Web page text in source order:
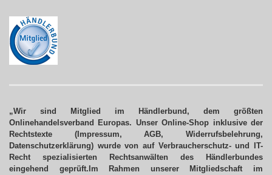
„Wir sind Mitglied im Händlerbund, dem größten
Onlinehandelsverband Europas. Unser Online-Shop inklusive der
Rechtstexte (Impressum, AGB, Widerrufsbelehrung,
Datenschutzerklärung) wurde von auf Verbraucherschutz- und IT-
Recht spezialisierten Rechtsanwälten des Händlerbundes
eingehend geprüft.Im Rahmen unserer Mitgliedschaft im